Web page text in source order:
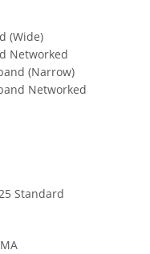
(Wide)
Networked
(Narrow)
Networked
Standard